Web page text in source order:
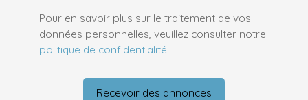
Pour en savoir plus sur le traitement de vos
données personnelles, veuillez consulter notre
politique de confidentialité.
Recevoir des annonces